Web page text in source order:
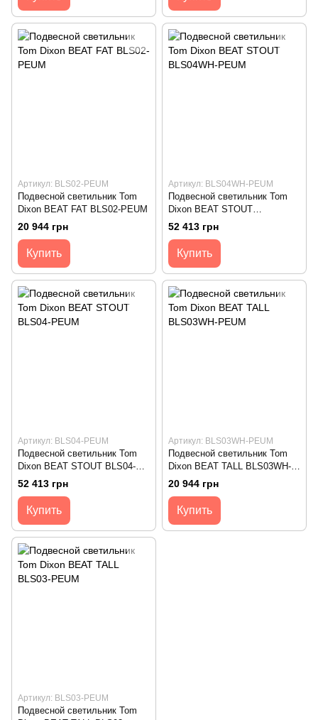
Артикул: BLS02-PEUM
Подвесной светильник Tom
Dixon BEAT FAT BLS02-PEUM
20 944 грн
Купить
Артикул: BLS04WH-PEUM
Подвесной светильник Tom
Dixon BEAT STOUT
BLS04WH-PEUM
52 413 грн
Купить
Артикул: BLS04-PEUM
Подвесной светильник Tom
Dixon BEAT STOUT BLS04-
PEUM
52 413 грн
Купить
Артикул: BLS03WH-PEUM
Подвесной светильник Tom
Dixon BEAT TALL BLS03WH-
PEUM
20 944 грн
Купить
Артикул: BLS03-PEUM
Подвесной светильник Tom